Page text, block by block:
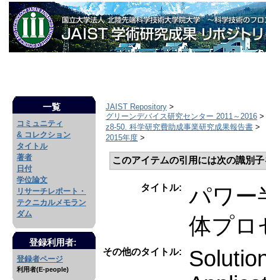
一覧
コミュニティ
& コレクション
タイトル
著者
日付
学位論文
リサーチレポート・
テクニカルメモラン
ダム
登録利用者:
登録者ページ
利用者(E-people)
JAIST Repository >
グリーンデバイス研究センター 2011～2016 >
z8-50. 科学研究費助成事業研究成果報告書 >
2015年度 >
このアイテムの引用には次の識別
タイトル:
パワー
体プロ
その他のタイトル: